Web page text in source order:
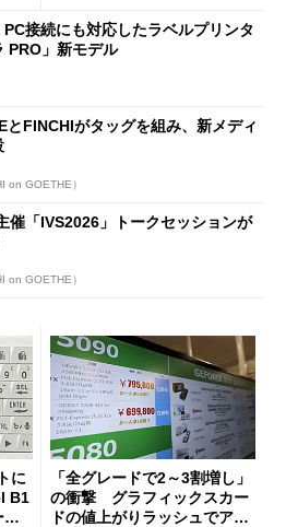
PC接続にも対応したラベルプリンタ
PRO」新モデル
とFINCHIがタッグを組み、新メディ
on GOETHE）
催「IVS2026」トークセッションが
on GOETHE）
に
B1
「全グレードで2～3割増し」
の衝撃 グラフィックスカー
ドの値上がりラッシュでアキ